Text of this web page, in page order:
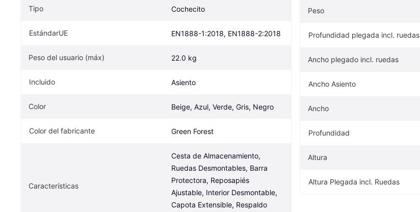
Tipo Cochecito
EstándarUE EN1888-1:2018, EN1888-2:2018
Peso del usuario (máx) 22.0 kg
Incluido Asiento
Color Beige, Azul, Verde, Gris, Negro
Color del fabricante Green Forest
Características
Cesta de Almacenamiento,
Ruedas Desmontables, Barra
Protectora, Reposapiés
Ajustable, Interior Desmontable,
Capota Extensible, Respaldo
Peso
Profundidad plegada incl. ruedas
Ancho plegado incl. ruedas
Ancho Asiento
Ancho
Profundidad
Altura
Altura Plegada incl. Ruedas